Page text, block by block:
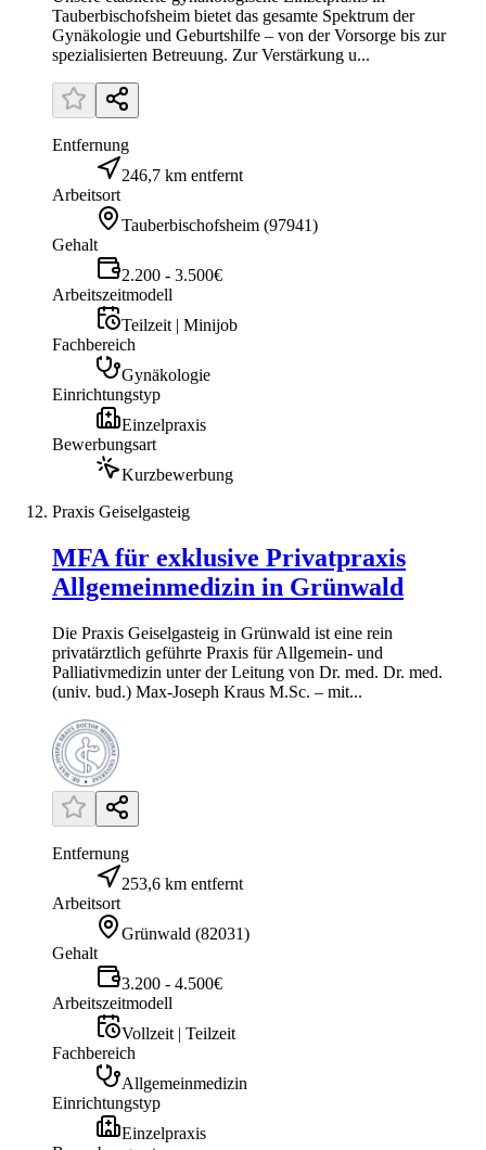
Tauberbischofsheim bietet das gesamte Spektrum der
Gynäkologie und Geburtshilfe – von der Vorsorge bis zur
spezialisierten Betreuung. Zur Verstärkung u...
Entfernung
246,7 km entfernt
Arbeitsort
Tauberbischofsheim (97941)
Gehalt
2.200 - 3.500€
Arbeitszeitmodell
Teilzeit | Minijob
Fachbereich
Gynäkologie
Einrichtungstyp
Einzelpraxis
Bewerbungsart
Kurzbewerbung
Praxis Geiselgasteig
MFA für exklusive Privatpraxis
Allgemeinmedizin in Grünwald
Die Praxis Geiselgasteig in Grünwald ist eine rein
privatärztlich geführte Praxis für Allgemein- und
Palliativmedizin unter der Leitung von Dr. med. Dr. med.
(univ. bud.) Max-Joseph Kraus M.Sc. – mit...
Entfernung
253,6 km entfernt
Arbeitsort
Grünwald (82031)
Gehalt
3.200 - 4.500€
Arbeitszeitmodell
Vollzeit | Teilzeit
Fachbereich
Allgemeinmedizin
Einrichtungstyp
Einzelpraxis